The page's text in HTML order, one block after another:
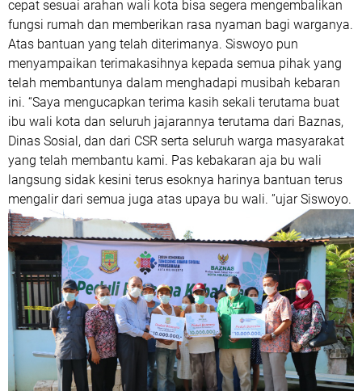
cepat sesuai arahan wali kota bisa segera mengembalikan
fungsi rumah dan memberikan rasa nyaman bagi warganya.
Atas bantuan yang telah diterimanya. Siswoyo pun
menyampaikan terimakasihnya kepada semua pihak yang
telah membantunya dalam menghadapi musibah kebaran
ini. “Saya mengucapkan terima kasih sekali terutama buat
ibu wali kota dan seluruh jajarannya terutama dari Baznas,
Dinas Sosial, dan dari CSR serta seluruh warga masyarakat
yang telah membantu kami. Pas kebakaran aja bu wali
langsung sidak kesini terus esoknya harinya bantuan terus
mengalir dari semua juga atas upaya bu wali. ”ujar Siswoyo.